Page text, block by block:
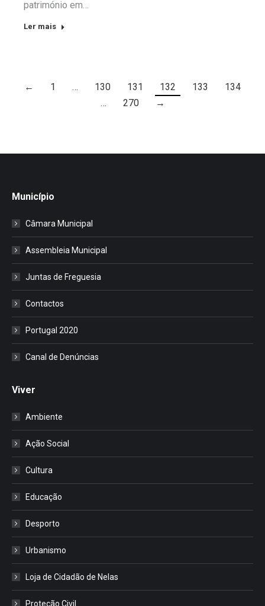
património em…
Ler mais
← 1 … 130 131 132 133
134
…
270 →
Município
Câmara Municipal
Assembleia Municipal
Juntas de Freguesia
Contactos
Portugal 2020
Canal de Denúncias
Viver
Ambiente
Ação Social
Cultura
Educação
Desporto
Urbanismo
Loja de Cidadão de Nelas
Proteção Civil